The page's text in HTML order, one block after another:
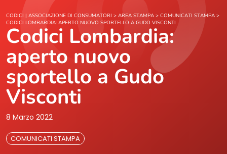
Chi Siamo
Cosa Facciamo
Area Stampa
CODICI | ASSOCIAZIONE DI CONSUMATORI > AREA STAMPA > COMUNICATI STAMPA >
CODICI LOMBARDIA: APERTO NUOVO SPORTELLO A GUDO VISCONTI
Codici Lombardia:
aperto nuovo
sportello a Gudo
Visconti
8 Marzo 2022
COMUNICATI STAMPA